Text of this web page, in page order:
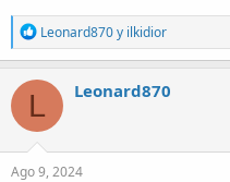
R
e
a
c
i
o
n
s
Leonard870y ilkidior
L Leonard870
Ago 9, 2024